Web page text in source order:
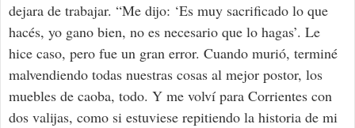
dejara de trabajar. “Me dijo: ‘Es muy sacrificado lo que
hacés, yo gano bien, no es necesario que lo hagas’. Le
hice caso, pero fue un gran error. Cuando murió, terminé
malvendiendo todas nuestras cosas al mejor postor, los
muebles de caoba, todo. Y me volví para Corrientes con
dos valijas, como si estuviese repitiendo la historia de mi